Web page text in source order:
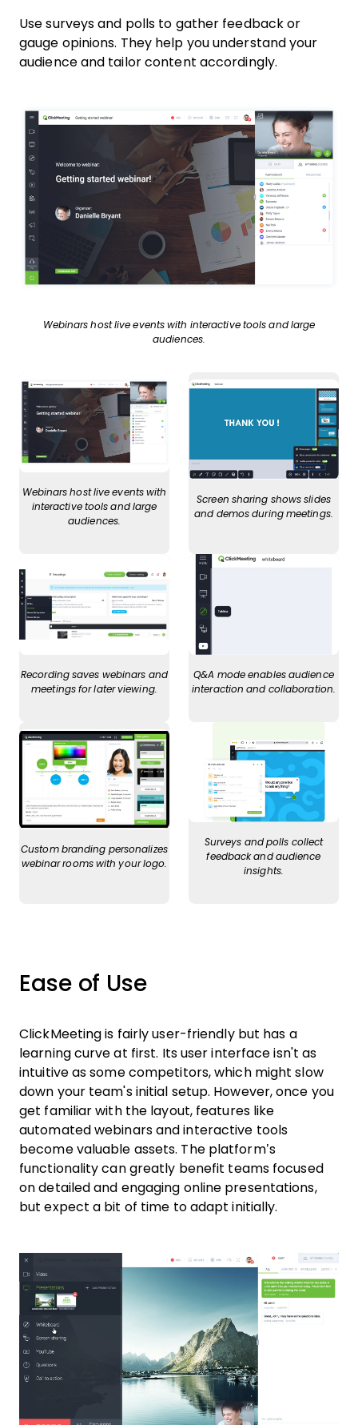
Use surveys and polls to gather feedback or
gauge opinions. They help you understand your
audience and tailor content accordingly.
Webinars host live events with interactive tools and large
audiences.
Webinars host live events with
interactive tools and large
audiences.
Screen sharing shows slides
and demos during meetings.
Recording saves webinars and
meetings for later viewing.
Q&A mode enables audience
interaction and collaboration.
Custom branding personalizes
webinar rooms with your logo.
Surveys and polls collect
feedback and audience
insights.
Ease of Use
ClickMeeting is fairly user-friendly but has a
learning curve at first. Its user interface isn't as
intuitive as some competitors, which might slow
down your team's initial setup. However, once you
get familiar with the layout, features like
automated webinars and interactive tools
become valuable assets. The platform’s
functionality can greatly benefit teams focused
on detailed and engaging online presentations,
but expect a bit of time to adapt initially.